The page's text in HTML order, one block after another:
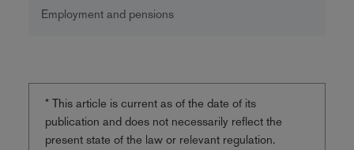
Employment and pensions
* This article is current as of the date of its
publication and does not necessarily reflect the
present state of the law or relevant regulation.